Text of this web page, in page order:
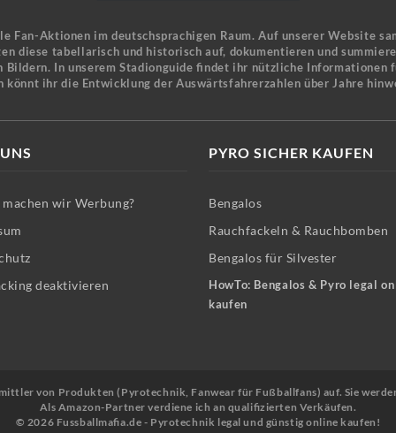
Fan-Aktionen im deutschsprachigen Raum. Auf unserer Website
diese tabellarisch und historisch auf, dokumentieren und
Bildern. In unserem Stadionguide findet ihr nützliche Informationen
könnt ihr die Entwicklung der Auswärtsfahrerzahlen über Jahre
wir Werbung?
deaktivieren
PYRO SICHER KAUFEN
Bengalos
Rauchfackeln & Rauchbomben
Bengalos für Silvester
HowTo: Bengalos & Pyro legal
kaufen
von Produkten (Pyrotechnik, Fanwear für Fußballfans) auf. Sie
Als Amazon-Partner verdiene ich an qualifizierten Verkäufen.
© 2026 Fussballmafia.de - Pyrotechnik legal und günstig online kaufen!